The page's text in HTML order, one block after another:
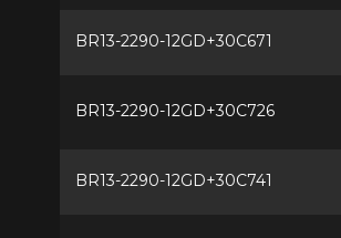
BR13-2290-12GD+30C671
BR13-2290-12GD+30C726
BR13-2290-12GD+30C741